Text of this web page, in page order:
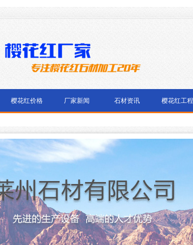
樱花红价格 厂家新闻 石材资讯 樱花红工程